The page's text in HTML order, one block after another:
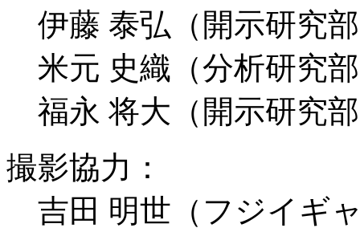
伊藤 泰弘（開示研究
米元 史織（分析研究
福永 将大（開示研究
撮影協力：
吉田 明世（フジイギ